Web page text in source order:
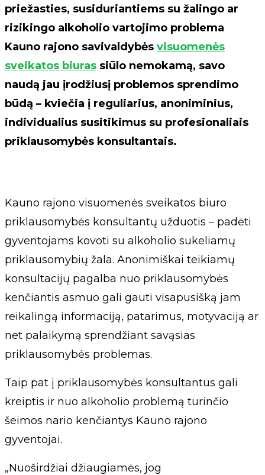
priežasties, susiduriantiems su žalingo ar
rizikingo alkoholio vartojimo problema
Kauno rajono savivaldybės visuomenės
sveikatos biuras siūlo nemokamą, savo
naudą jau įrodžiusį problemos sprendimo
būdą – kviečia į reguliarius, anoniminius,
individualius susitikimus su profesionaliais
priklausomybės konsultantais.
Kauno rajono visuomenės sveikatos biuro
priklausomybės konsultantų užduotis – padėti
gyventojams kovoti su alkoholio sukeliamų
priklausomybių žala. Anonimiškai teikiamų
konsultacijų pagalba nuo priklausomybės
kenčiantis asmuo gali gauti visapusišką jam
reikalingą informaciją, patarimus, motyvaciją ar
net palaikymą sprendžiant savąsias
priklausomybės problemas.
Taip pat į priklausomybės konsultantus gali
kreiptis ir nuo alkoholio problemą turinčio
šeimos nario kenčiantys Kauno rajono
gyventojai.
„Nuoširdžiai džiaugiamės, jog